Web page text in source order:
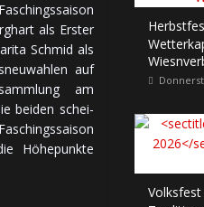
als Erster
Schmid als
auf
am
beiden schei­
Hö­he­punkte